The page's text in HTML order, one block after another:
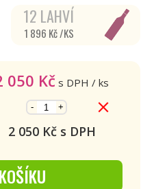
12 LAHVÍ
1 896 Kč /KS
050 Kč s DPH / ks
- +
2 050Kč s DPH